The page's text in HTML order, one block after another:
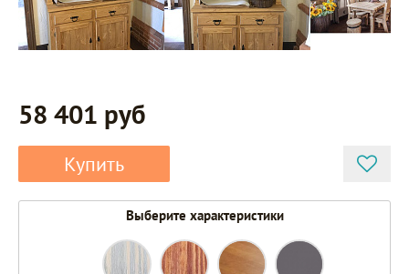
58 401 руб
Купить
Выберите характеристики